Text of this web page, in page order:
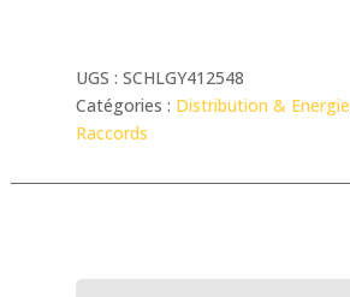
UGS : SCHLGY412548
Catégories : Distribution & Energie
Raccords